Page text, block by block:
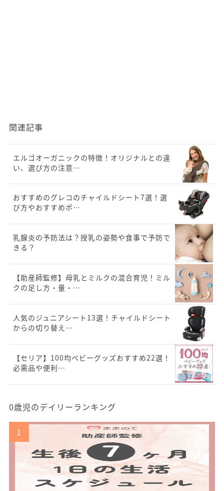
関連記事
エルゴオーガニックの特徴！オリジナルとの違
い、選び方の注意…
おすすめのグレコのチャイルドシート7選！選
び方やおすすめポ…
乳腺炎の予防法は？授乳の姿勢や食事で予防で
きる？
【助産師監修】母乳とミルクの混合育児！ミル
クの足し方・量・…
人気のジュニアシート13選！チャイルドシート
からの切り替え…
【セリア】100均ベビーグッズおすすめ22選！
必需品や便利…
0歳児のデイリーランキング